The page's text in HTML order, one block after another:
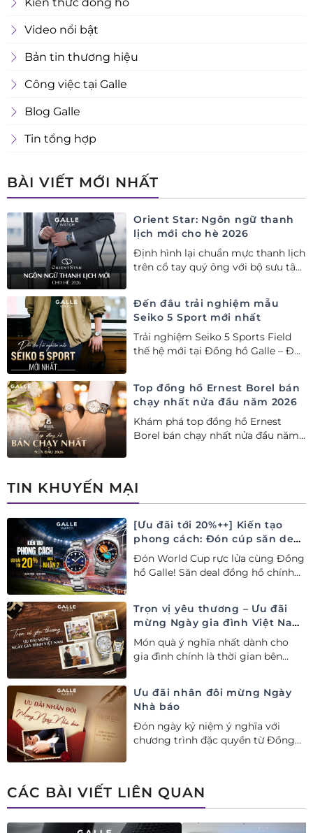
Video nổi bật
Bản tin thương hiệu
Công việc tại Galle
Blog Galle
Tin tổng hợp
BÀI VIẾT MỚI NHẤT
Orient Star: Ngôn ngữ thanh
lịch mới cho hè 2026
Định hình lại chuẩn mực thanh lịch
trên cổ tay quý ông với bộ sưu tập
Đến đâu trải nghiệm mẫu
Seiko 5 Sport mới nhất
Trải nghiệm Seiko 5 Sports Field
thế hệ mới tại Đồng hồ Galle – Đại
Top đồng hồ Ernest Borel bán
chạy nhất nửa đầu năm 2026
Khám phá top đồng hồ Ernest
Borel bán chạy nhất nửa đầu năm
TIN KHUYẾN MẠI
[Ưu đãi tới 20%++] Kiến tạo
phong cách: Đón cúp săn deal
– Siêu ưu đãi đồng hành cùng
World Cup
Đón World Cup rực lửa cùng Đồng
hồ Galle! Săn deal đồng hồ chính
Trọn vị yêu thương – Ưu đãi
mừng Ngày gia đình Việt Nam
28/06
Món quà ý nghĩa nhất dành cho
gia đình chính là thời gian bên
Gia đình Việt Nam.
Ưu đãi nhân đôi mừng Ngày
Nhà báo
Đón ngày kỷ niệm ý nghĩa với
chương trình đặc quyền từ Đồng
CÁC BÀI VIẾT LIÊN QUAN